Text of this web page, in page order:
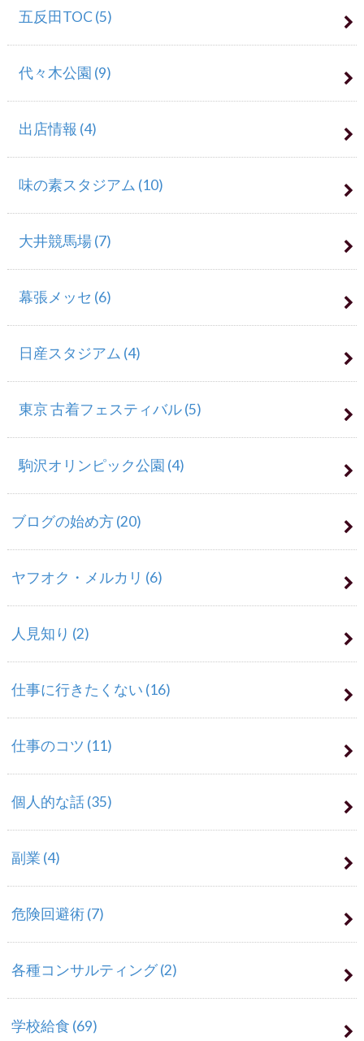
五反田TOC(5)
代々木公園 (9)
出店情報 (4)
味の素スタジアム (10)
大井競馬場(7)
幕張メッセ (6)
日産スタジアム (4)
東京 古着フェスティバル(5)
駒沢オリンピック公園 (4)
ブログの始め方(20)
ヤフオク・メルカリ (6)
人見知り (2)
仕事に行きたくない (16)
仕事のコツ (11)
個人的な話(35)
副業 (4)
危険回避術(7)
各種コンサルティング(2)
学校給食 (69)